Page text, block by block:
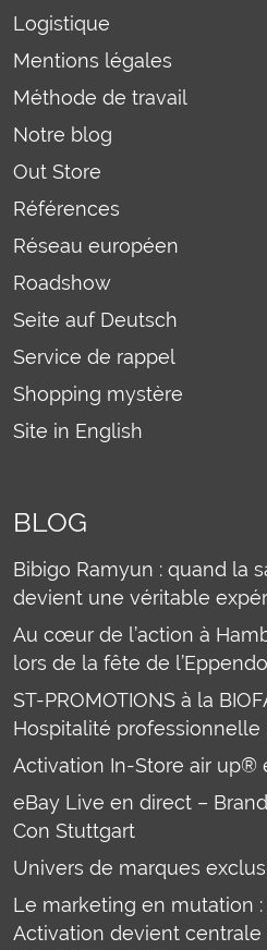
Logistique
Mentions légales
Méthode de travail
Notre blog
Out Store
Références
Réseau européen
Roadshow
Seite auf Deutsch
Service de rappel
Shopping mystère
Site in English
BLOG
Bibigo Ramyun : quand la
devient une véritable
Au cœur de l’action à
lors de la fête de
ST-PROMOTIONS à la
Hospitalité
Activation In-Store air up®
eBay Live en direct –
Con Stuttgart
Univers de marques
Le marketing en mutation
Activation devient